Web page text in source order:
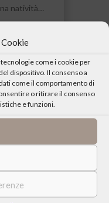
come i cookie per
dispositivo. Il consenso a
come il comportamento di
o ritirare il consenso
e funzioni.
natività…